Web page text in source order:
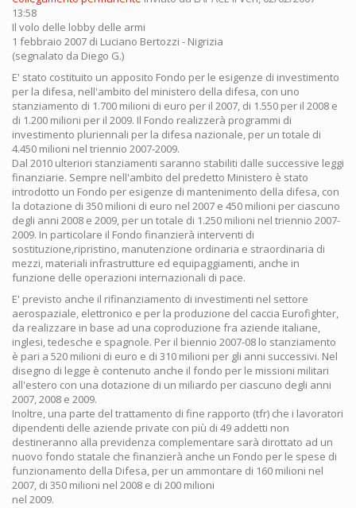
13:58
Il volo delle lobby delle armi
1 febbraio 2007 di Luciano Bertozzi - Nigrizia
(segnalato da Diego G.)
E' stato costituito un apposito Fondo per le esigenze di investimento
per la difesa, nell'ambito del ministero della difesa, con uno
stanziamento di 1.700 milioni di euro per il 2007, di 1.550 per il 2008 e
di 1.200 milioni per il 2009. Il Fondo realizzerà programmi di
investimento pluriennali per la difesa nazionale, per un totale di
4.450 milioni nel triennio 2007-2009.
Dal 2010 ulteriori stanziamenti saranno stabiliti dalle successive leggi
finanziarie. Sempre nell'ambito del predetto Ministero è stato
introdotto un Fondo per esigenze di mantenimento della difesa, con
la dotazione di 350 milioni di euro nel 2007 e 450 milioni per ciascuno
degli anni 2008 e 2009, per un totale di 1.250 milioni nel triennio 2007-
2009. In particolare il Fondo finanzierà interventi di
sostituzione,ripristino, manutenzione ordinaria e straordinaria di
mezzi, materiali infrastrutture ed equipaggiamenti, anche in
funzione delle operazioni internazionali di pace.
E' previsto anche il rifinanziamento di investimenti nel settore
aerospaziale, elettronico e per la produzione del caccia Eurofighter,
da realizzare in base ad una coproduzione fra aziende italiane,
inglesi, tedesche e spagnole. Per il biennio 2007-08 lo stanziamento
è pari a 520 milioni di euro e di 310 milioni per gli anni successivi. Nel
disegno di legge è contenuto anche il fondo per le missioni militari
all'estero con una dotazione di un miliardo per ciascuno degli anni
2007, 2008 e 2009.
Inoltre, una parte del trattamento di fine rapporto (tfr) che i lavoratori
dipendenti delle aziende private con più di 49 addetti non
destineranno alla previdenza complementare sarà dirottato ad un
nuovo fondo statale che finanzierà anche un Fondo per le spese di
funzionamento della Difesa, per un ammontare di 160 milioni nel
2007, di 350 milioni nel 2008 e di 200 milioni
nel 2009.